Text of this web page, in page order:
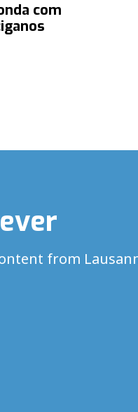
com
from